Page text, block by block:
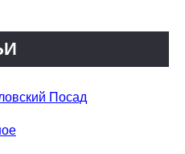
Посад